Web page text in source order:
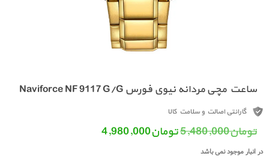
ساعت مچی مردانه نیوی فورس Naviforce NF 9117 G/G
گارانتی اصالت و سلامت کالا
تومان5,480,000قیمت اصلی: تومان5,480,000 بود.
تومان4,980,000قیمت فعلی: تومان4,980,000.
در انبار موجود نمی باشد